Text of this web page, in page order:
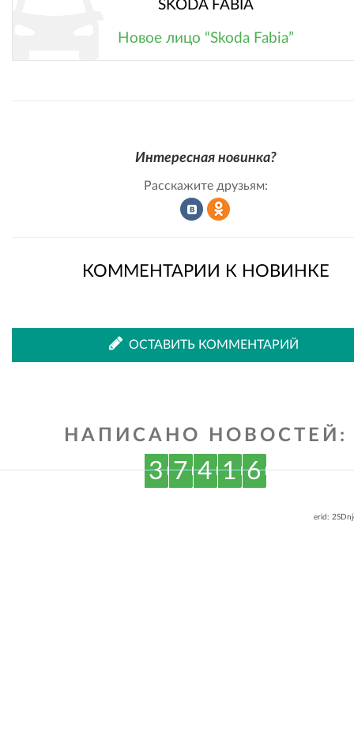
SKODA FABIA
Новое лицо “Skoda Fabia”
Интересная новинка?
Расскажите друзьям:
КОММЕНТАРИИ К НОВИНКЕ
ОСТАВИТЬ КОММЕНТАРИЙ
НАПИСАНО НОВОСТЕЙ:
3 7 4 1 6
erid: